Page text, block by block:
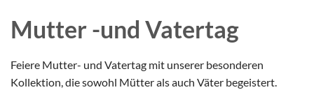
Mutter -und Vatertag
Feiere Mutter- und Vatertag mit unserer besonderen
Kollektion, die sowohl Mütter als auch Väter begeistert.